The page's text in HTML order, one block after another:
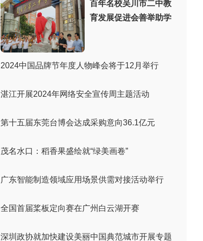
百年名校吴川市二中教
育发展促进会善举助学
2024中国品牌节年度人物峰会将于12月举行
湛江开展2024年网络安全宣传周主题活动
第十五届东莞台博会达成采购意向36.1亿元
茂名水口：稻香果盛绘就“绿美画卷”
广东智能制造领域应用场景供需对接活动举行
全国首届桨板定向赛在广州白云湖开赛
深圳政协就加快建设美丽中国典范城市开展专题